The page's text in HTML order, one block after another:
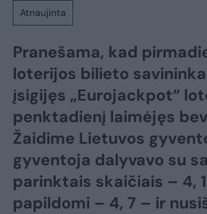
Atnaujinta
Pranešama, kad
loterijos bilieto
įsigijęs „Eurojackpot“
penktadienį laimėjęs
Žaidime Lietuvos
gyventoja dalyvavo su
parinktais skaičiais – 4,
papildomi – 4, 7 – ir